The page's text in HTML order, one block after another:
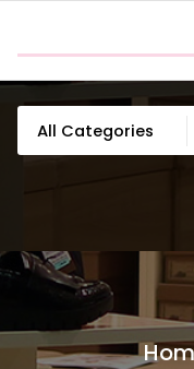
content